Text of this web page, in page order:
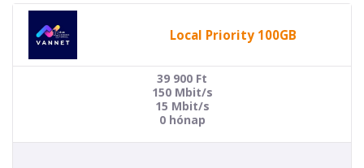
Local Priority 100GB
39 900 Ft
150 Mbit/s
15 Mbit/s
0 hónap